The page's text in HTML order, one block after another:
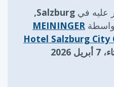
عليه في
Salzburg,
MEININGER
Hotel Salzburg City
2026